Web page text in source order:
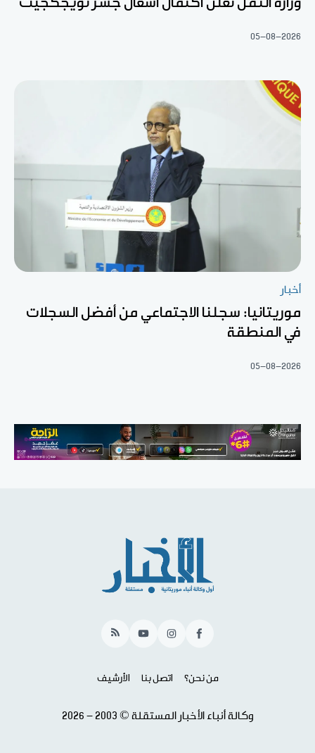
05-08-2026
أخبار
موريتانيا: سجلنا الاجتماعي من أفضل السجلات
في المنطقة
05-08-2026
Facebook
Instagram
YouTube
RSS
من نحن؟ اتصل بنا الأرشيف
وكالة أنباء الأخبار المستقلة © 2003 - 2026